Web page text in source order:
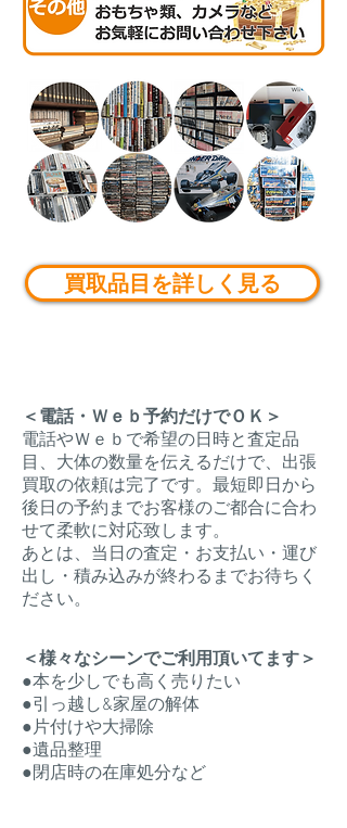
買取品目を詳しく見る
＜電話・Ｗｅｂ予約だけでＯＫ＞
電話やＷｅｂで希望の日時と査定品
目、大体の数量を伝えるだけで、出張
買取の依頼は完了です。最短即日から
後日の予約までお客様のご都合に合わ
せて柔軟に対応致します。
​あとは、当日の査定・お支払い・運び
出し・積み込みが終わるまでお待ちく
ださい。
＜様々なシーンでご利用頂いてます＞
​●本を少しでも高く売りたい
●引っ越し&家屋の解体
●片付けや大掃除
●遺品整理
●閉店時の在庫処分など